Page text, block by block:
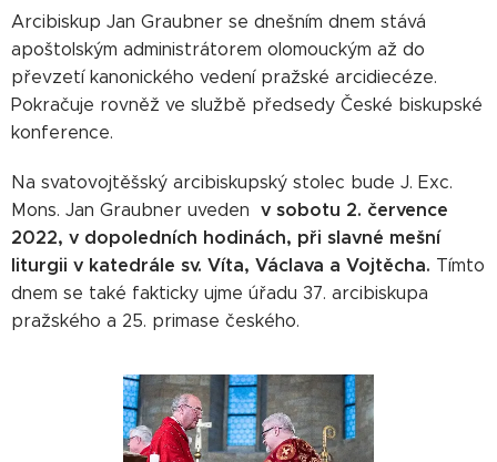
Arcibiskup Jan Graubner se dnešním dnem stává
apoštolským administrátorem olomouckým až do
převzetí kanonického vedení pražské arcidiecéze.
Pokračuje rovněž ve službě předsedy České biskupské
konference.
Na svatovojtěšský arcibiskupský stolec bude J. Exc.
Mons. Jan Graubner uveden v sobotu 2. července
2022, v dopoledních hodinách, při slavné mešní
liturgii v katedrále sv. Víta, Václava a Vojtěcha. Tímto
dnem se také fakticky ujme úřadu 37. arcibiskupa
pražského a 25. primase českého.